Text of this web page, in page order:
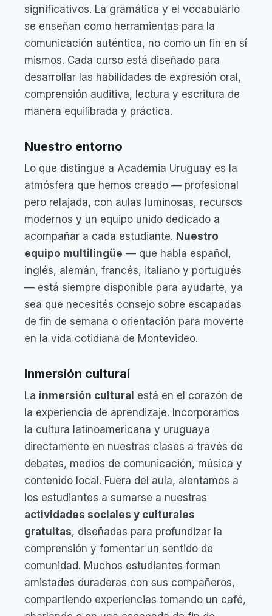
significativos. La gramática y el vocabulario
se enseñan como herramientas para la
comunicación auténtica, no como un fin en sí
mismos. Cada curso está diseñado para
desarrollar las habilidades de expresión oral,
comprensión auditiva, lectura y escritura de
manera equilibrada y práctica.
Nuestro entorno
Lo que distingue a Academia Uruguay es la
atmósfera que hemos creado — profesional
pero relajada, con aulas luminosas, recursos
modernos y un equipo unido dedicado a
acompañar a cada estudiante. Nuestro
equipo multilingüe — que habla español,
inglés, alemán, francés, italiano y portugués
— está siempre disponible para ayudarte, ya
sea que necesités consejo sobre escapadas
de fin de semana o orientación para moverte
en la vida cotidiana de Montevideo.
Inmersión cultural
La inmersión cultural está en el corazón de
la experiencia de aprendizaje. Incorporamos
la cultura latinoamericana y uruguaya
directamente en nuestras clases a través de
debates, medios de comunicación, música y
contenido local. Fuera del aula, alentamos a
los estudiantes a sumarse a nuestras
actividades sociales y culturales
gratuitas, diseñadas para profundizar la
comprensión y fomentar un sentido de
comunidad. Muchos estudiantes forman
amistades duraderas con sus compañeros,
compartiendo experiencias tomando un café,